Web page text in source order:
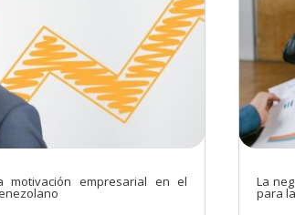
motivación empresarial en el La
para